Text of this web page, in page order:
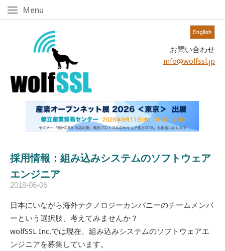
Skip
お問い合わせ
info@wolfssl.jp
Menu
採用情報：組み込みシステムのソフトウェア
エンジニア
2018-06-06
日本にいながら海外テクノロジーカンバニーのチームメンバ
ーという選択肢、考えてみませんか？
wolfSSL Inc.では現在、組み込みシステムのソフトウェアエ
ンジニアを募集しています。